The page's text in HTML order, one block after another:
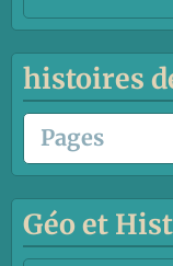
histoires
Géo et